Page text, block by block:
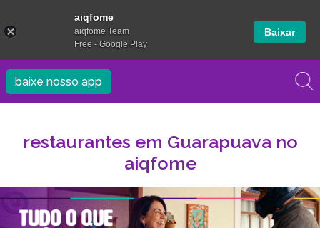
baixe nosso app
restaurantes em Guarapuava no
aiqfome
aiqfome
aiqfome Team
Free - Google Play
Baixar